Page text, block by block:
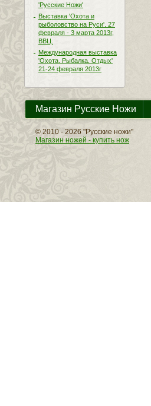
'Русские Ножи'
Выставка 'Охота и
рыболовство на Руси'. 27
февраля - 3 марта 2013г,
ВВЦ.
Международная выставка
'Охота. Рыбалка. Отдых'
21-24 февраля 2013г
Магазин Русские Ножи
© 2010 - 2026 "Русские ножи"
Магазин ножей - купить нож